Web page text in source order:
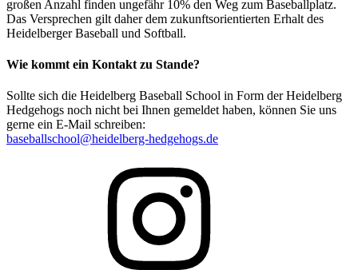
großen Anzahl finden ungefähr 10% den Weg zum Baseballplatz.
Das Versprechen gilt daher dem zukunftsorientierten Erhalt des
Heidelberger Baseball und Softball.
Wie kommt ein Kontakt zu Stande?
Sollte sich die Heidelberg Baseball School in Form der Heidelberg
Hedgehogs noch nicht bei Ihnen gemeldet haben, können Sie uns
gerne ein E-Mail schreiben:
baseballschool@heidelberg-hedgehogs.de